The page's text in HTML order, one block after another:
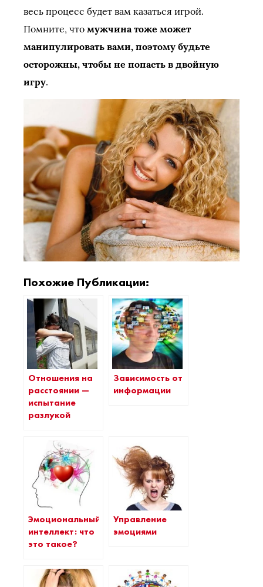
весь процесс будет вам казаться игрой.
Помните, что мужчина тоже может
манипулировать вами, поэтому будьте
осторожны, чтобы не попасть в двойную
игру.
Похожие Публикации:
Отношения на
расстоянии —
испытание
разлукой
Зависимость от
информации
Эмоциональный
интеллект: что
это такое?
Управление
эмоциями